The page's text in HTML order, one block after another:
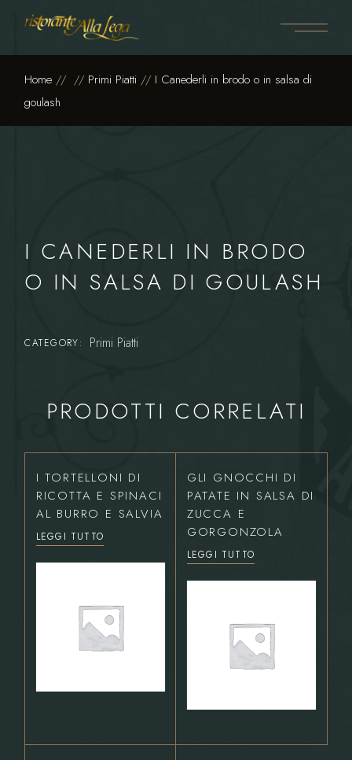
Home Primi Piatti
I Canederli in brodo o in salsa di
goulash
I CANEDERLI IN BRODO
O IN SALSA DI GOULASH
CATEGORY: Primi Piatti
PRODOTTI CORRELATI
I TORTELLONI DI
RICOTTA E SPINACI
AL BURRO E SALVIA
LEGGI TUTTO
GLI GNOCCHI DI
PATATE IN SALSA DI
ZUCCA E
GORGONZOLA
LEGGI TUTTO